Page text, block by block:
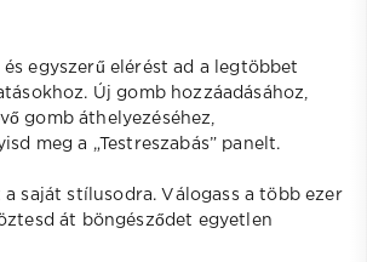
egyszerű elérést ad a legtöbbet
Új gomb hozzáadásához,
gomb áthelyezéséhez,
meg a „Testreszabás” panelt.
a saját stílusodra. Válogass a több ezer
át böngésződet egyetlen